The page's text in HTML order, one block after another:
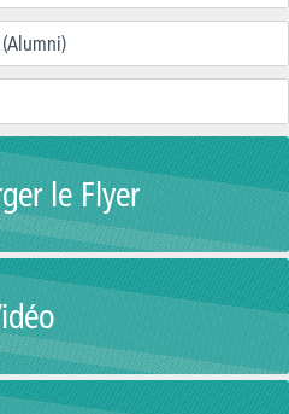
le Flyer